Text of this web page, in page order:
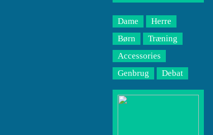
Dame
Herre
Børn
Træning
Accessories
Genbrug
Debat